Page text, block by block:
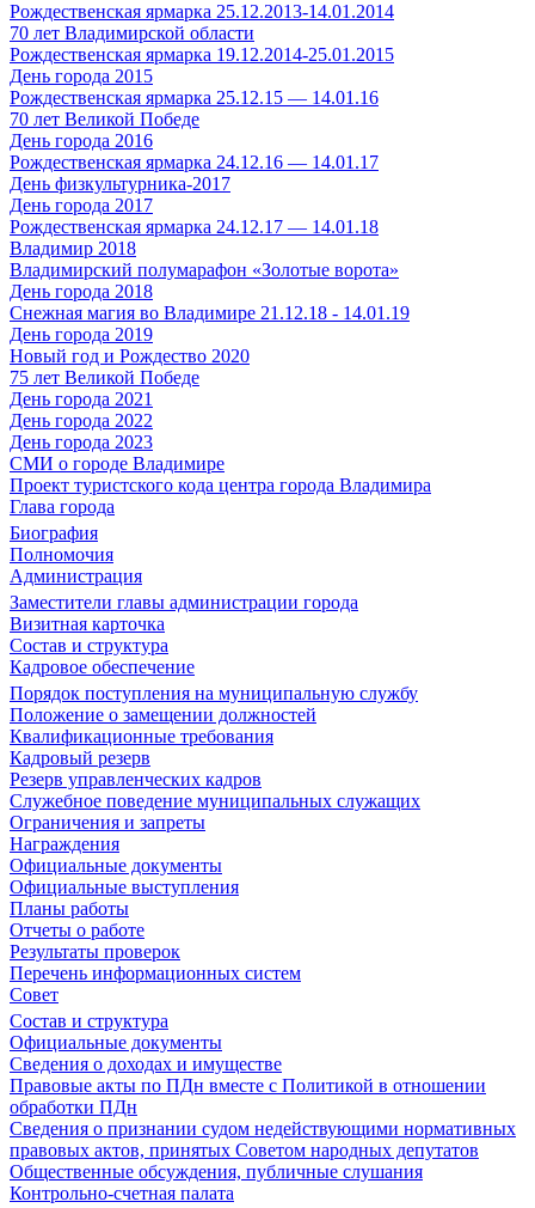
Рождественская ярмарка 25.12.2013-14.01.2014
70 лет Владимирской области
Рождественская ярмарка 19.12.2014-25.01.2015
День города 2015
Рождественская ярмарка 25.12.15 — 14.01.16
70 лет Великой Победе
День города 2016
Рождественская ярмарка 24.12.16 — 14.01.17
День физкультурника-2017
День города 2017
Рождественская ярмарка 24.12.17 — 14.01.18
Владимир 2018
Владимирский полумарафон «Золотые ворота»
День города 2018
Снежная магия во Владимире 21.12.18 - 14.01.19
День города 2019
Новый год и Рождество 2020
75 лет Великой Победе
День города 2021
День города 2022
День города 2023
СМИ о городе Владимире
Проект туристского кода центра города Владимира
Глава города
Биография
Полномочия
Администрация
Заместители главы администрации города
Визитная карточка
Состав и структура
Кадровое обеспечение
Порядок поступления на муниципальную службу
Положение о замещении должностей
Квалификационные требования
Кадровый резерв
Резерв управленческих кадров
Служебное поведение муниципальных служащих
Ограничения и запреты
Награждения
Официальные документы
Официальные выступления
Планы работы
Отчеты о работе
Результаты проверок
Перечень информационных систем
Совет
Состав и структура
Официальные документы
Сведения о доходах и имуществе
Правовые акты по ПДн вместе с Политикой в отношении
обработки ПДн
Сведения о признании судом недействующими нормативных
правовых актов, принятых Советом народных депутатов
Общественные обсуждения, публичные слушания
Контрольно-счетная палата